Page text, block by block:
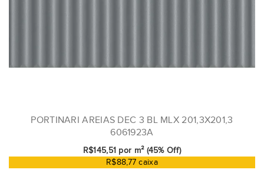
PORTINARI AREIAS DEC 3 BL MLX 201,3X201,3
6061923A
R$145,51 por m² (45% Off)
R$88,77 caixa